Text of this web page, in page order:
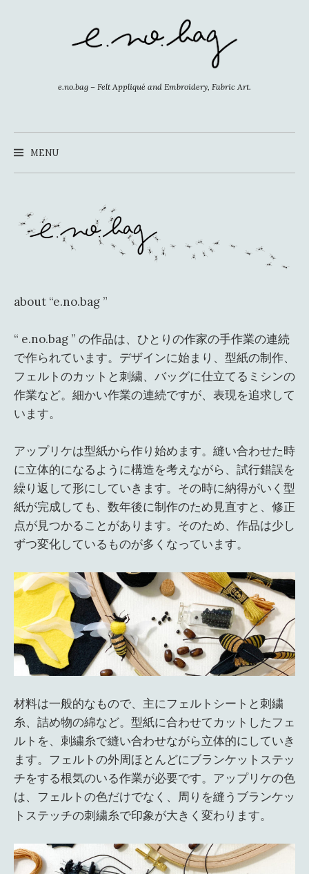
ッ
プ
e.no.bag – Felt Appliqué and Embroidery, Fabric Art.
MENU
about “e.no.bag ”
“ e.no.bag ” の作品は、ひとりの作家の手作業の連続
で作られています。デザインに始まり、型紙の制作、
フェルトのカットと刺繍、バッグに仕立てるミシンの
作業など。細かい作業の連続ですが、表現を追求して
います。
アップリケは型紙から作り始めます。縫い合わせた時
に立体的になるように構造を考えながら、試行錯誤を
繰り返して形にしていきます。その時に納得がいく型
紙が完成しても、数年後に制作のため見直すと、修正
点が見つかることがあります。そのため、作品は少し
ずつ変化しているものが多くなっています。
材料は一般的なもので、主にフェルトシートと刺繍
糸、詰め物の綿など。型紙に合わせてカットしたフェ
ルトを、刺繍糸で縫い合わせながら立体的にしていき
ます。フェルトの外周ほとんどにブランケットステッ
チをする根気のいる作業が必要です。アップリケの色
は、フェルトの色だけでなく、周りを縫うブランケッ
トステッチの刺繍糸で印象が大きく変わります。